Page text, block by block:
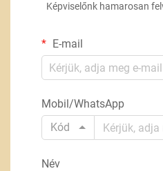
Képviselőnk hamarosan
E-mail
Mobil/WhatsApp
Kód
Név